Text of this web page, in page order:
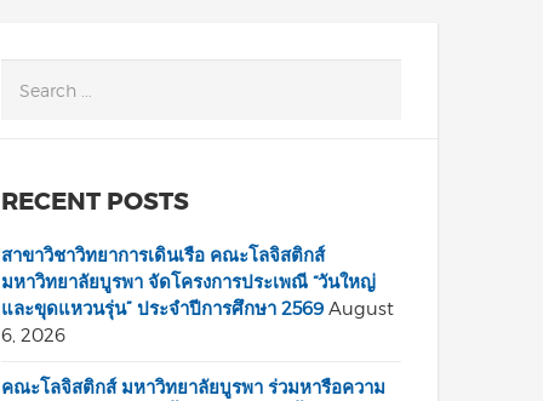
RECENT POSTS
สาขาวิชาวิทยาการเดินเรือ คณะโลจิสติกส์
มหาวิทยาลัยบูรพา จัดโครงการประเพณี “วันใหญ่
และขุดแหวนรุ่น” ประจำปีการศึกษา 2569 August
6, 2026
คณะโลจิสติกส์ มหาวิทยาลัยบูรพา ร่วมหารือความ